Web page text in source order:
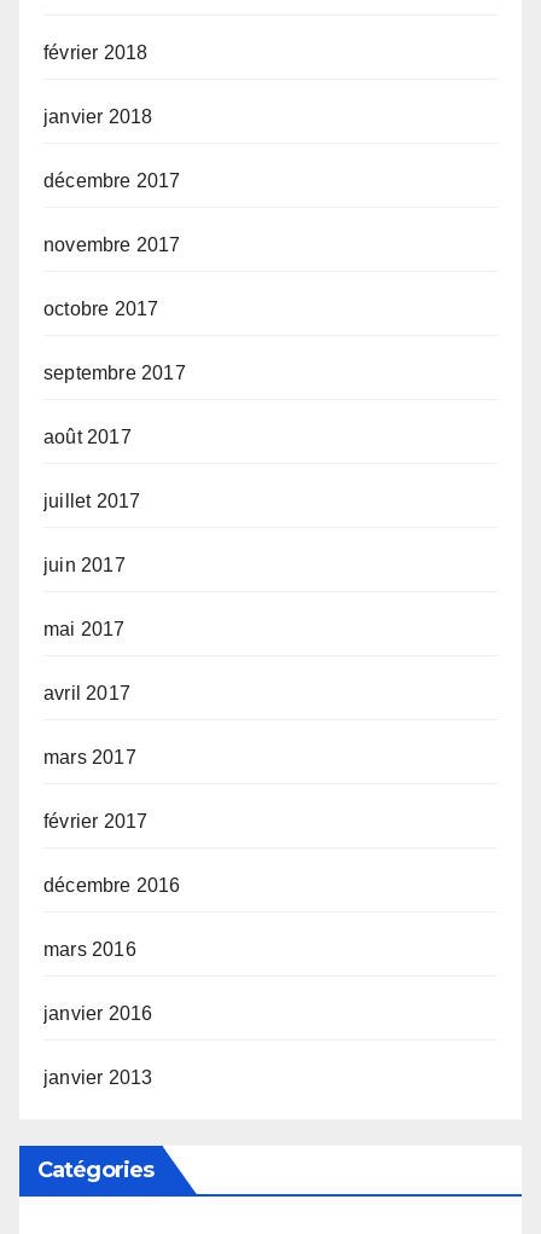
février 2018
janvier 2018
décembre 2017
novembre 2017
octobre 2017
septembre 2017
août 2017
juillet 2017
juin 2017
mai 2017
avril 2017
mars 2017
février 2017
décembre 2016
mars 2016
janvier 2016
janvier 2013
Catégories